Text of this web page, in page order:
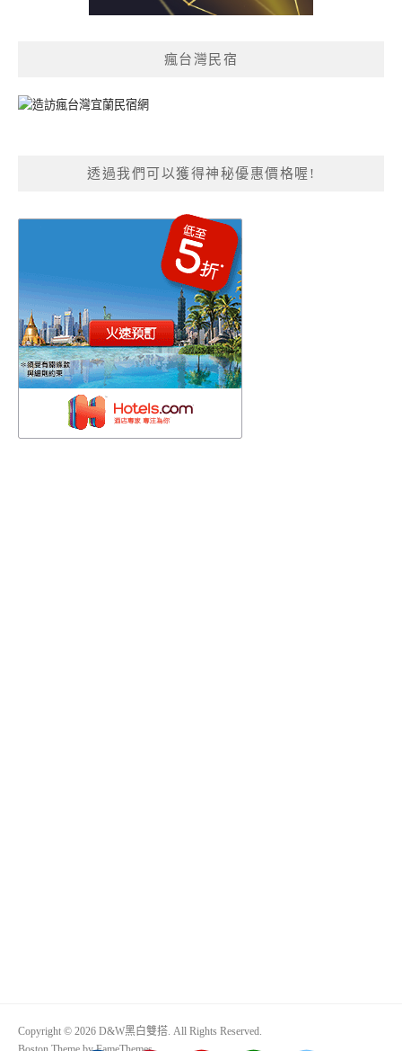
瘋台灣民宿
透過我們可以獲得神秘優惠價格喔!
Copyright © 2026 D&W黑白雙搭. All Rights Reserved.